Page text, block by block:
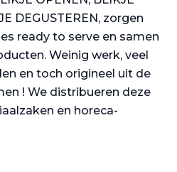
DEGUSTEREN, zorgen
ready to serve en samen
Weinig werk, veel
en toch origineel uit de
! We distribueren deze
en horeca-